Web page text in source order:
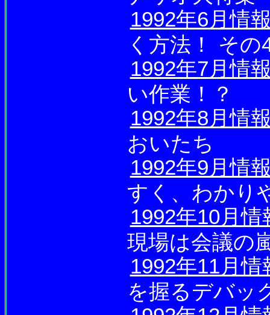
1992年6月情
く方法！ その
1992年7月情
い作業！？
1992年8月情
おいたち
1992年9月情
すく、わかり
1992年10月情
現場は会議の
1992年11月情
を握るデバッ